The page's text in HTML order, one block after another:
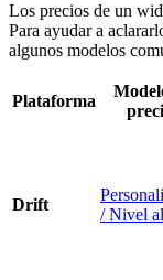
Los precios de un
Para ayudar a
algunos modelos
Plataforma
Drift
/ Nivel